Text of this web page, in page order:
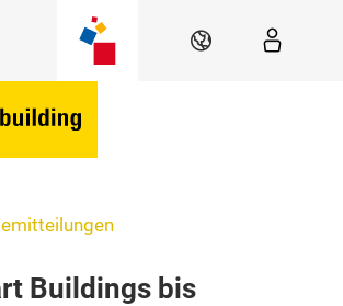
DE
Buildings bis